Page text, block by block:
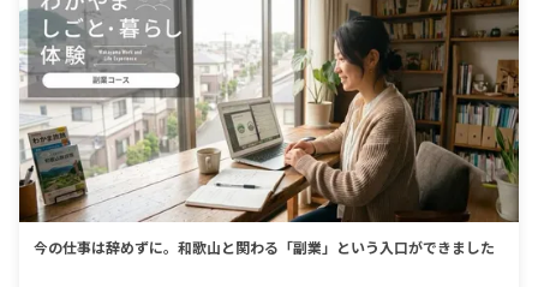
今の仕事は辞めずに。和歌山と関わる「副業」という入口ができました